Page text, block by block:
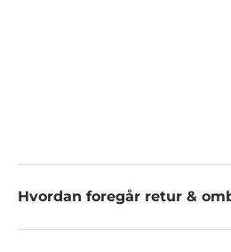
Hvordan foregår retur &